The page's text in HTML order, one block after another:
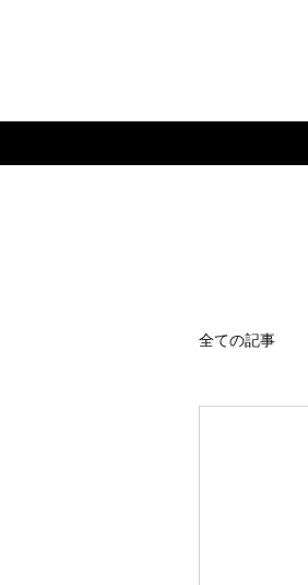
全ての記事